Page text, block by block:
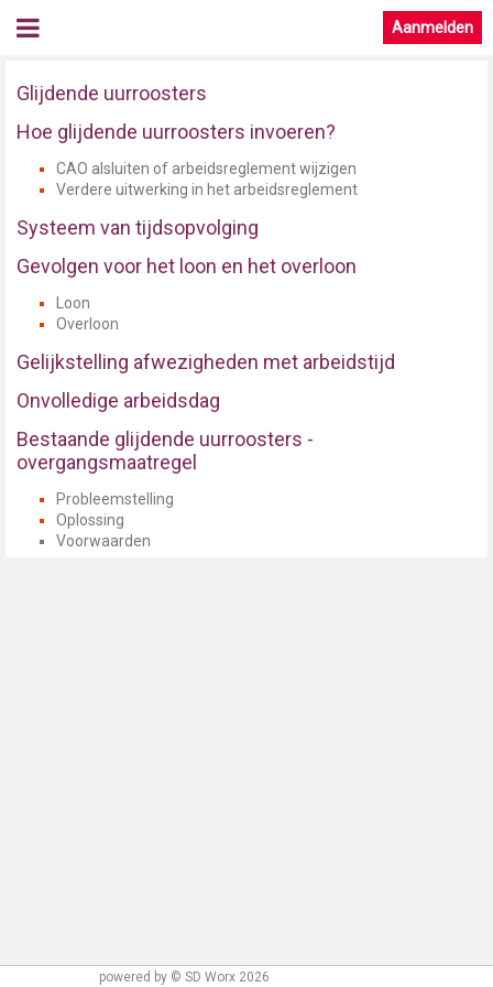
Aanmelden
Glijdende uurroosters
Hoe glijdende uurroosters invoeren?
CAO alsluiten of arbeidsreglement wijzigen
Verdere uitwerking in het arbeidsreglement
Systeem van tijdsopvolging
Gevolgen voor het loon en het overloon
Loon
Overloon
Gelijkstelling afwezigheden met arbeidstijd
Onvolledige arbeidsdag
Bestaande glijdende uurroosters -
overgangsmaatregel
Probleemstelling
Oplossing
Voorwaarden
powered by © SD Worx 2026